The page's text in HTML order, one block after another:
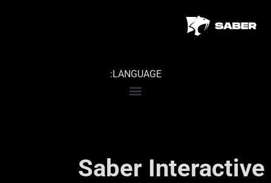
LANGUAGE:
Saber Interactive